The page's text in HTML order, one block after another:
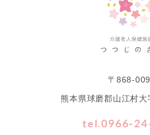
〒868-
熊本県球磨郡山江村
tel.0966-